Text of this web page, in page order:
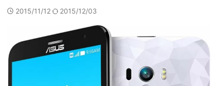
2015/11/12 2015/12/03